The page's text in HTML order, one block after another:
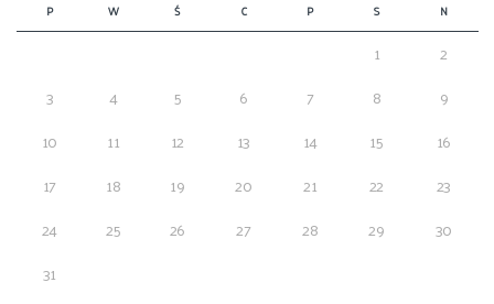
P W Ś C P S N
1
2
3
4 5 6 7 8
9
10
11 12 13 14 15
16
17
18 19 20 21 22
23
24
25 26 27 28 29
30
31